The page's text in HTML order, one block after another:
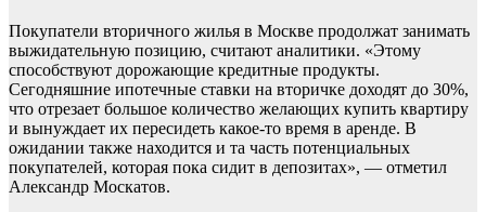
Покупатели вторичного жилья в Москве продолжат занимать
выжидательную позицию, считают аналитики. «Этому
способствуют дорожающие кредитные продукты.
Сегодняшние ипотечные ставки на вторичке доходят до 30%,
что отрезает большое количество желающих купить квартиру
и вынуждает их пересидеть какое-то время в аренде. В
ожидании также находится и та часть потенциальных
покупателей, которая пока сидит в депозитах», — отметил
Александр Москатов.